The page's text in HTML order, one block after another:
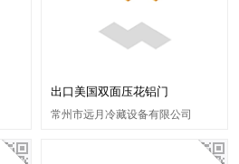
出口美国双面压花铝门
常州市远月冷藏设备有限公司